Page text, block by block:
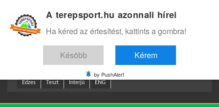
Edzes Teszt Interjú ENG
A terepsport.hu azonnali hírei
Ha kéred az értesítést, kattints a gombra!
Késöbb Kérem
by PushAlert